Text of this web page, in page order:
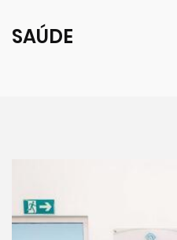
SAÚDE